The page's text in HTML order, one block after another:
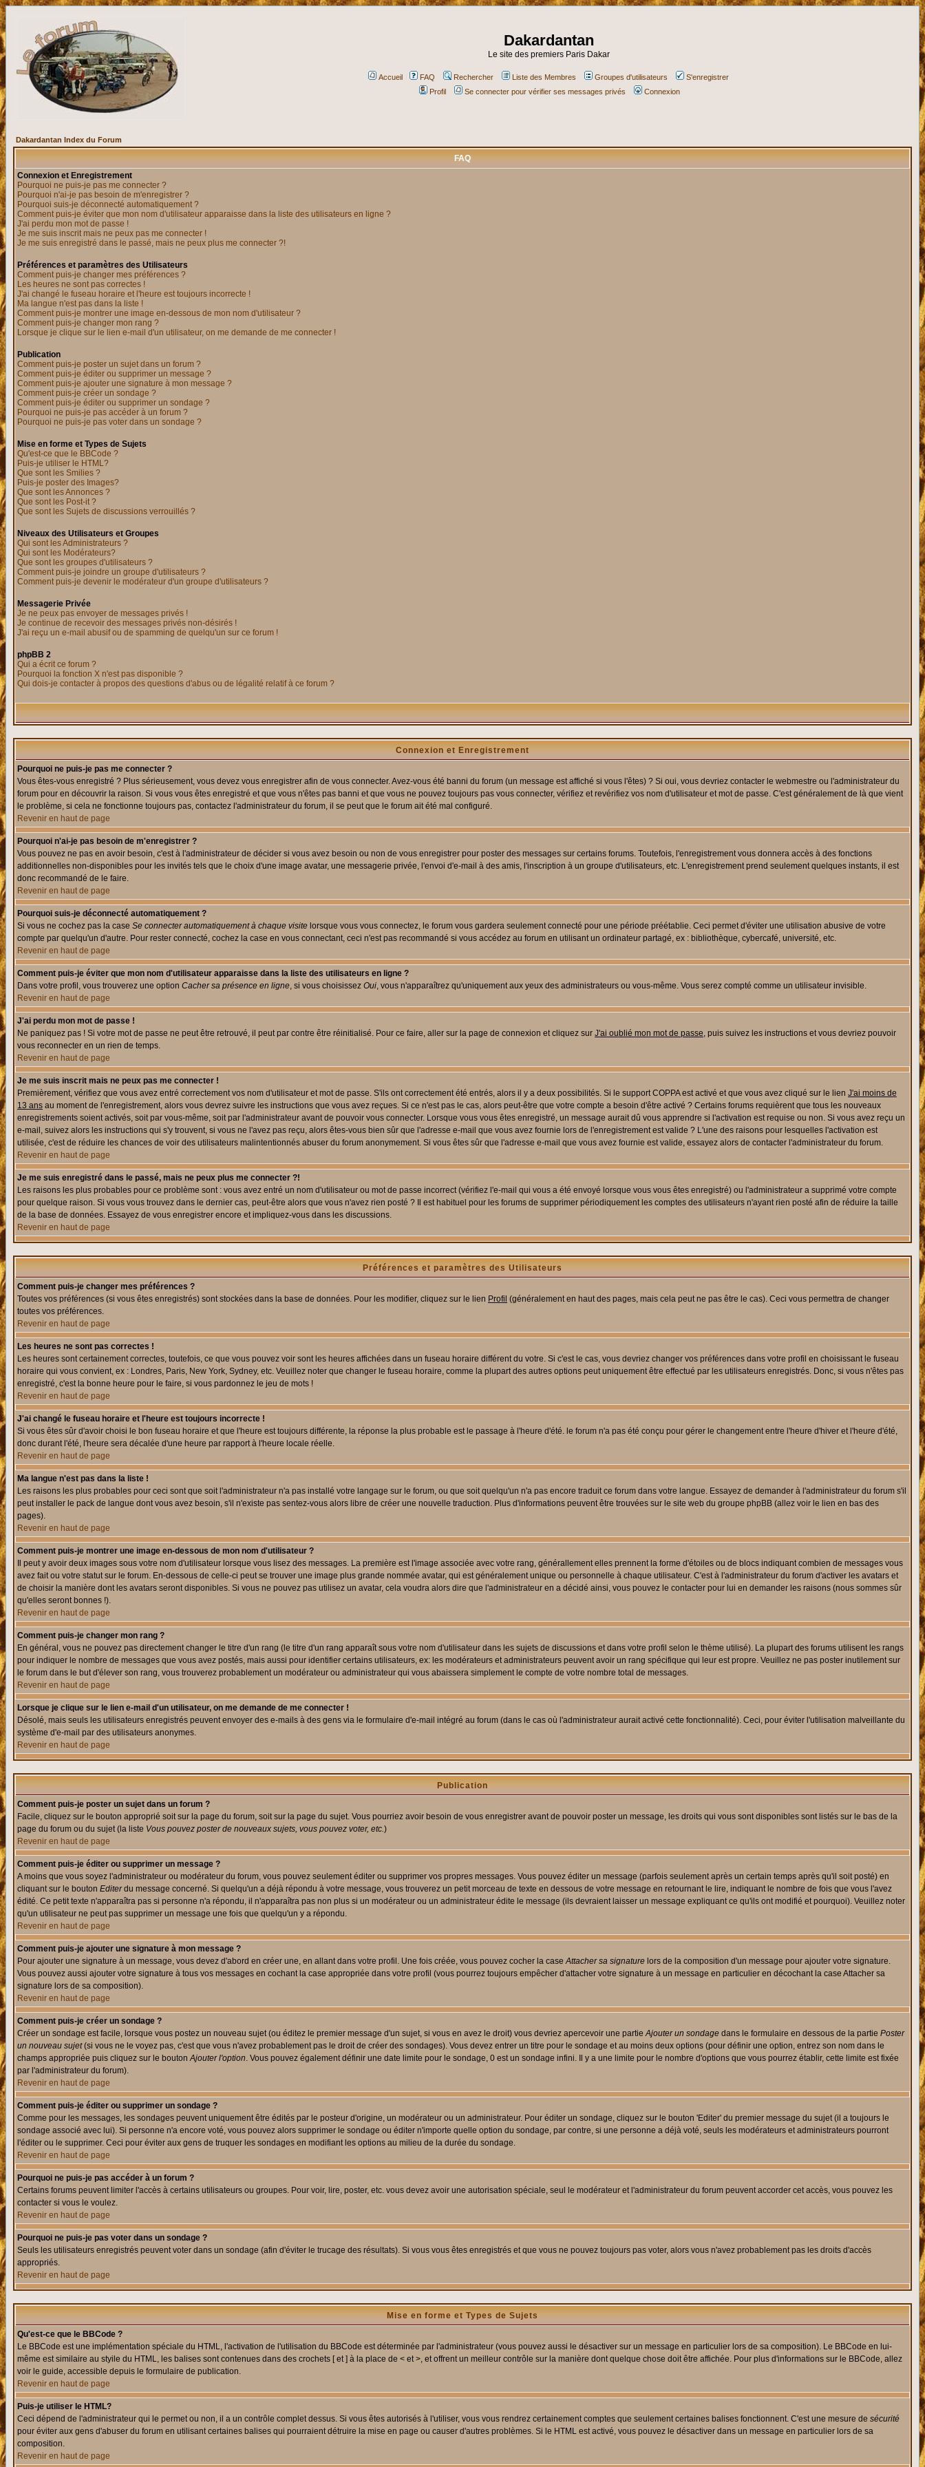
Dakardantan
Le site des premiers Paris Dakar
Accueil FAQ Rechercher Liste des Membres Groupes d'utilisateurs
S'enregistrer
Profil
Se connecter pour vérifier ses messages privés Connexion
Dakardantan Index du Forum
FAQ
Connexion et Enregistrement
Pourquoi ne puis-je pas me connecter ?
Pourquoi n'ai-je pas besoin de m'enregistrer ?
Pourquoi suis-je déconnecté automatiquement ?
Comment puis-je éviter que mon nom d'utilisateur apparaisse dans la liste des utilisateurs en ligne ?
J'ai perdu mon mot de passe !
Je me suis inscrit mais ne peux pas me connecter !
Je me suis enregistré dans le passé, mais ne peux plus me connecter ?!
Préférences et paramètres des Utilisateurs
Comment puis-je changer mes préférences ?
Les heures ne sont pas correctes !
J'ai changé le fuseau horaire et l'heure est toujours incorrecte !
Ma langue n'est pas dans la liste !
Comment puis-je montrer une image en-dessous de mon nom d'utilisateur ?
Comment puis-je changer mon rang ?
Lorsque je clique sur le lien e-mail d'un utilisateur, on me demande de me connecter !
Publication
Comment puis-je poster un sujet dans un forum ?
Comment puis-je éditer ou supprimer un message ?
Comment puis-je ajouter une signature à mon message ?
Comment puis-je créer un sondage ?
Comment puis-je éditer ou supprimer un sondage ?
Pourquoi ne puis-je pas accéder à un forum ?
Pourquoi ne puis-je pas voter dans un sondage ?
Mise en forme et Types de Sujets
Qu'est-ce que le BBCode ?
Puis-je utiliser le HTML?
Que sont les Smilies ?
Puis-je poster des Images?
Que sont les Annonces ?
Que sont les Post-it ?
Que sont les Sujets de discussions verrouillés ?
Niveaux des Utilisateurs et Groupes
Qui sont les Administrateurs ?
Qui sont les Modérateurs?
Que sont les groupes d'utilisateurs ?
Comment puis-je joindre un groupe d'utilisateurs ?
Comment puis-je devenir le modérateur d'un groupe d'utilisateurs ?
Messagerie Privée
Je ne peux pas envoyer de messages privés !
Je continue de recevoir des messages privés non-désirés !
J'ai reçu un e-mail abusif ou de spamming de quelqu'un sur ce forum !
phpBB 2
Qui a écrit ce forum ?
Pourquoi la fonction X n'est pas disponible ?
Qui dois-je contacter à propos des questions d'abus ou de légalité relatif à ce forum ?
Connexion et Enregistrement
Pourquoi ne puis-je pas me connecter ?
Vous êtes-vous enregistré ? Plus sérieusement, vous devez vous enregistrer afin de vous connecter. Avez-vous été banni du forum (un message est affiché si vous l'êtes) ? Si oui, vous devriez contacter le webmestre ou l'administrateur du
forum pour en découvrir la raison. Si vous vous êtes enregistré et que vous n'êtes pas banni et que vous ne pouvez toujours pas vous connecter, vérifiez et revérifiez vos nom d'utilisateur et mot de passe. C'est généralement de là que vient
le problème, si cela ne fonctionne toujours pas, contactez l'administrateur du forum, il se peut que le forum ait été mal configuré.
Revenir en haut de page
Pourquoi n'ai-je pas besoin de m'enregistrer ?
Vous pouvez ne pas en avoir besoin, c'est à l'administrateur de décider si vous avez besoin ou non de vous enregistrer pour poster des messages sur certains forums. Toutefois, l'enregistrement vous donnera accès à des fonctions
additionnelles non-disponibles pour les invités tels que le choix d'une image avatar, une messagerie privée, l'envoi d'e-mail à des amis, l'inscription à un groupe d'utilisateurs, etc. L'enregistrement prend seulement quelques instants, il est
donc recommandé de le faire.
Revenir en haut de page
Pourquoi suis-je déconnecté automatiquement ?
Si vous ne cochez pas la case Se connecter automatiquement à chaque visite lorsque vous vous connectez, le forum vous gardera seulement connecté pour une période préétablie. Ceci permet d'éviter une utilisation abusive de votre
compte par quelqu'un d'autre. Pour rester connecté, cochez la case en vous connectant, ceci n'est pas recommandé si vous accédez au forum en utilisant un ordinateur partagé, ex : bibliothèque, cybercafé, université, etc.
Revenir en haut de page
Comment puis-je éviter que mon nom d'utilisateur apparaisse dans la liste des utilisateurs en ligne ?
Dans votre profil, vous trouverez une option Cacher sa présence en ligne, si vous choisissez Oui, vous n'apparaîtrez qu'uniquement aux yeux des administrateurs ou vous-même. Vous serez compté comme un utilisateur invisible.
Revenir en haut de page
J'ai perdu mon mot de passe !
Ne paniquez pas ! Si votre mot de passe ne peut être retrouvé, il peut par contre être réinitialisé. Pour ce faire, aller sur la page de connexion et cliquez sur J'ai oublié mon mot de passe, puis suivez les instructions et vous devriez pouvoir
vous reconnecter en un rien de temps.
Revenir en haut de page
Je me suis inscrit mais ne peux pas me connecter !
Premièrement, vérifiez que vous avez entré correctement vos nom d'utilisateur et mot de passe. S'ils ont correctement été entrés, alors il y a deux possibilités. Si le support COPPA est activé et que vous avez cliqué sur le lien J'ai moins de
13 ans au moment de l'enregistrement, alors vous devrez suivre les instructions que vous avez reçues. Si ce n'est pas le cas, alors peut-être que votre compte a besoin d'être activé ? Certains forums requièrent que tous les nouveaux
enregistrements soient activés, soit par vous-même, soit par l'administrateur avant de pouvoir vous connecter. Lorsque vous vous êtes enregistré, un message aurait dû vous apprendre si l'activation est requise ou non. Si vous avez reçu un
e-mail, suivez alors les instructions qui s'y trouvent, si vous ne l'avez pas reçu, alors êtes-vous bien sûr que l'adresse e-mail que vous avez fournie lors de l'enregistrement est valide ? L'une des raisons pour lesquelles l'activation est
utilisée, c'est de réduire les chances de voir des utilisateurs malintentionnés abuser du forum anonymement. Si vous êtes sûr que l'adresse e-mail que vous avez fournie est valide, essayez alors de contacter l'administrateur du forum.
Revenir en haut de page
Je me suis enregistré dans le passé, mais ne peux plus me connecter ?!
Les raisons les plus probables pour ce problème sont : vous avez entré un nom d'utilisateur ou mot de passe incorrect (vérifiez l'e-mail qui vous a été envoyé lorsque vous vous êtes enregistré) ou l'administrateur a supprimé votre compte
pour quelque raison. Si vous vous trouvez dans le dernier cas, peut-être alors que vous n'avez rien posté ? Il est habituel pour les forums de supprimer périodiquement les comptes des utilisateurs n'ayant rien posté afin de réduire la taille
de la base de données. Essayez de vous enregistrer encore et impliquez-vous dans les discussions.
Revenir en haut de page
Préférences et paramètres des Utilisateurs
Comment puis-je changer mes préférences ?
Toutes vos préférences (si vous êtes enregistrés) sont stockées dans la base de données. Pour les modifier, cliquez sur le lien Profil (généralement en haut des pages, mais cela peut ne pas être le cas). Ceci vous permettra de changer
toutes vos préférences.
Revenir en haut de page
Les heures ne sont pas correctes !
Les heures sont certainement correctes, toutefois, ce que vous pouvez voir sont les heures affichées dans un fuseau horaire différent du votre. Si c'est le cas, vous devriez changer vos préférences dans votre profil en choisissant le fuseau
horaire qui vous convient, ex : Londres, Paris, New York, Sydney, etc. Veuillez noter que changer le fuseau horaire, comme la plupart des autres options peut uniquement être effectué par les utilisateurs enregistrés. Donc, si vous n'êtes pas
enregistré, c'est la bonne heure pour le faire, si vous pardonnez le jeu de mots !
Revenir en haut de page
J'ai changé le fuseau horaire et l'heure est toujours incorrecte !
Si vous êtes sûr d'avoir choisi le bon fuseau horaire et que l'heure est toujours différente, la réponse la plus probable est le passage à l'heure d'été. le forum n'a pas été conçu pour gérer le changement entre l'heure d'hiver et l'heure d'été,
donc durant l'été, l'heure sera décalée d'une heure par rapport à l'heure locale réelle.
Revenir en haut de page
Ma langue n'est pas dans la liste !
Les raisons les plus probables pour ceci sont que soit l'administrateur n'a pas installé votre langage sur le forum, ou que soit quelqu'un n'a pas encore traduit ce forum dans votre langue. Essayez de demander à l'administrateur du forum s'il
peut installer le pack de langue dont vous avez besoin, s'il n'existe pas sentez-vous alors libre de créer une nouvelle traduction. Plus d'informations peuvent être trouvées sur le site web du groupe phpBB (allez voir le lien en bas des
pages).
Revenir en haut de page
Comment puis-je montrer une image en-dessous de mon nom d'utilisateur ?
Il peut y avoir deux images sous votre nom d'utilisateur lorsque vous lisez des messages. La première est l'image associée avec votre rang, générallement elles prennent la forme d'étoiles ou de blocs indiquant combien de messages vous
avez fait ou votre statut sur le forum. En-dessous de celle-ci peut se trouver une image plus grande nommée avatar, qui est généralement unique ou personnelle à chaque utilisateur. C'est à l'administrateur du forum d'activer les avatars et
de choisir la manière dont les avatars seront disponibles. Si vous ne pouvez pas utilisez un avatar, cela voudra alors dire que l'administrateur en a décidé ainsi, vous pouvez le contacter pour lui en demander les raisons (nous sommes sûr
qu'elles seront bonnes !).
Revenir en haut de page
Comment puis-je changer mon rang ?
En général, vous ne pouvez pas directement changer le titre d'un rang (le titre d'un rang apparaît sous votre nom d'utilisateur dans les sujets de discussions et dans votre profil selon le thème utilisé). La plupart des forums utilisent les rangs
pour indiquer le nombre de messages que vous avez postés, mais aussi pour identifier certains utilisateurs, ex: les modérateurs et administrateurs peuvent avoir un rang spécifique qui leur est propre. Veuillez ne pas poster inutilement sur
le forum dans le but d'élever son rang, vous trouverez probablement un modérateur ou administrateur qui vous abaissera simplement le compte de votre nombre total de messages.
Revenir en haut de page
Lorsque je clique sur le lien e-mail d'un utilisateur, on me demande de me connecter !
Désolé, mais seuls les utilisateurs enregistrés peuvent envoyer des e-mails à des gens via le formulaire d'e-mail intégré au forum (dans le cas où l'administrateur aurait activé cette fonctionnalité). Ceci, pour éviter l'utilisation malveillante du
système d'e-mail par des utilisateurs anonymes.
Revenir en haut de page
Publication
Comment puis-je poster un sujet dans un forum ?
Facile, cliquez sur le bouton approprié soit sur la page du forum, soit sur la page du sujet. Vous pourriez avoir besoin de vous enregistrer avant de pouvoir poster un message, les droits qui vous sont disponibles sont listés sur le bas de la
page du forum ou du sujet (la liste Vous pouvez poster de nouveaux sujets, vous pouvez voter, etc.)
Revenir en haut de page
Comment puis-je éditer ou supprimer un message ?
A moins que vous soyez l'administrateur ou modérateur du forum, vous pouvez seulement éditer ou supprimer vos propres messages. Vous pouvez éditer un message (parfois seulement après un certain temps après qu'il soit posté) en
cliquant sur le bouton Editerdu message concerné. Si quelqu'un a déjà répondu à votre message, vous trouverez un petit morceau de texte en dessous de votre message en retournant le lire, indiquant le nombre de fois que vous l'avez
édité. Ce petit texte n'apparaîtra pas si personne n'a répondu, il n'apparaîtra pas non plus si un modérateur ou un administrateur édite le message (ils devraient laisser un message expliquant ce qu'ils ont modifié et pourquoi). Veuillez noter
qu'un utilisateur ne peut pas supprimer un message une fois que quelqu'un y a répondu.
Revenir en haut de page
Comment puis-je ajouter une signature à mon message ?
Pour ajouter une signature à un message, vous devez d'abord en créer une, en allant dans votre profil. Une fois créée, vous pouvez cocher la caseAttacher sa signature lors de la composition d'un message pour ajouter votre signature.
Vous pouvez aussi ajouter votre signature à tous vos messages en cochant la case appropriée dans votre profil (vous pourrez toujours empêcher d'attacher votre signature à un message en particulier en décochant la case Attacher sa
signature lors de sa composition).
Revenir en haut de page
Comment puis-je créer un sondage ?
Créer un sondage est facile, lorsque vous postez un nouveau sujet (ou éditez le premier message d'un sujet, si vous en avez le droit) vous devriez apercevoir une partieAjouter un sondage dans le formulaire en dessous de la partie Poster
un nouveau sujet(si vous ne le voyez pas, c'est que vous n'avez probablement pas le droit de créer des sondages). Vous devez entrer un titre pour le sondage et au moins deux options (pour définir une option, entrez son nom dans le
champs appropriée puis cliquez sur le boutonAjouter l'option. Vous pouvez également définir une date limite pour le sondage, 0 est un sondage infini. Il y a une limite pour le nombre d'options que vous pourrez établir, cette limite est fixée
par l'administrateur du forum).
Revenir en haut de page
Comment puis-je éditer ou supprimer un sondage ?
Comme pour les messages, les sondages peuvent uniquement être édités par le posteur d'origine, un modérateur ou un administrateur. Pour éditer un sondage, cliquez sur le bouton 'Editer' du premier message du sujet (il a toujours le
sondage associé avec lui). Si personne n'a encore voté, vous pouvez alors supprimer le sondage ou éditer n'importe quelle option du sondage, par contre, si une personne a déjà voté, seuls les modérateurs et administrateurs pourront
l'éditer ou le supprimer. Ceci pour éviter aux gens de truquer les sondages en modifiant les options au milieu de la durée du sondage.
Revenir en haut de page
Pourquoi ne puis-je pas accéder à un forum ?
Certains forums peuvent limiter l'accès à certains utilisateurs ou groupes. Pour voir, lire, poster, etc. vous devez avoir une autorisation spéciale, seul le modérateur et l'administrateur du forum peuvent accorder cet accès, vous pouvez les
contacter si vous le voulez.
Revenir en haut de page
Pourquoi ne puis-je pas voter dans un sondage ?
Seuls les utilisateurs enregistrés peuvent voter dans un sondage (afin d'éviter le trucage des résultats). Si vous vous êtes enregistrés et que vous ne pouvez toujours pas voter, alors vous n'avez probablement pas les droits d'accès
appropriés.
Revenir en haut de page
Mise en forme et Types de Sujets
Qu'est-ce que le BBCode ?
Le BBCode est une implémentation spéciale du HTML, l'activation de l'utilisation du BBCode est déterminée par l'administrateur (vous pouvez aussi le désactiver sur un message en particulier lors de sa composition). Le BBCode en lui-
même est similaire au styile du HTML, les balises sont contenues dans des crochets [ et ] à la place de < et >, et offrent un meilleur contrôle sur la manière dont quelque chose doit être affichée. Pour plus d'informations sur le BBCode, allez
voir le guide, accessible depuis le formulaire de publication.
Revenir en haut de page
Puis-je utiliser le HTML?
Ceci dépend de l'administrateur qui le permet ou non, il a un contrôle complet dessus. Si vous êtes autorisés à l'utiliser, vous vous rendrez certainement comptes que seulement certaines balises fonctionnent. C'est une mesure de sécurité
pour éviter aux gens d'abuser du forum en utilisant certaines balises qui pourraient détruire la mise en page ou causer d'autres problèmes. Si le HTML est activé, vous pouvez le désactiver dans un message en particulier lors de sa
composition.
Revenir en haut de page